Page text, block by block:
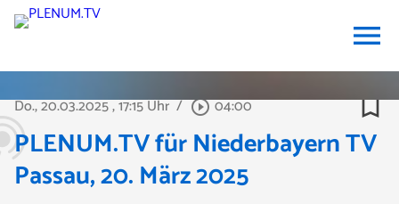
menu
Do., 20.03.2025, 17:15 Uhr / play_circle_outline04:00 bookmark_border
PLENUM.TV für Niederbayern TV
Passau, 20. März 2025